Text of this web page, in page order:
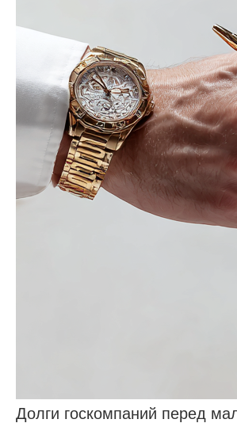
Долги госкомпаний перед